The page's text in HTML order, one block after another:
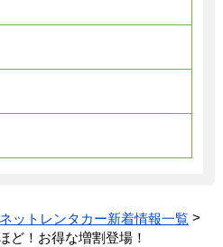
ットレンタカー新着情報一覧
ど！お得な増割登場！